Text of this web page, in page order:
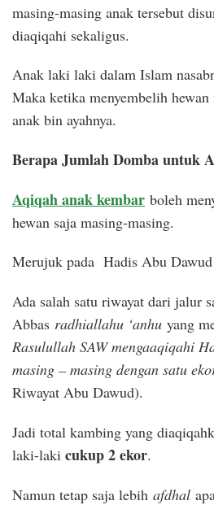
masing-masing anak tersebut
diaqiqahi sekaligus.
Anak laki laki dalam Islam
Maka ketika menyembelih hewan
anak bin ayahnya.
Berapa Jumlah Domba untuk
Aqiqah anak kembar boleh
hewan saja masing-masing.
Merujuk pada Hadis Abu Dawud
Ada salah satu riwayat dari jalur
Abbas radhiallahu ‘anhu yang
Rasulullah SAW mengaaqiqahi
masing – masing dengan satu
Riwayat Abu Dawud).
Jadi total kambing yang
laki-laki cukup 2 ekor.
Namun tetap saja lebih afdhal